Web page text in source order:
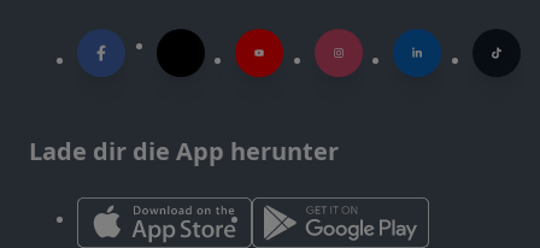
Lade dir die App herunter